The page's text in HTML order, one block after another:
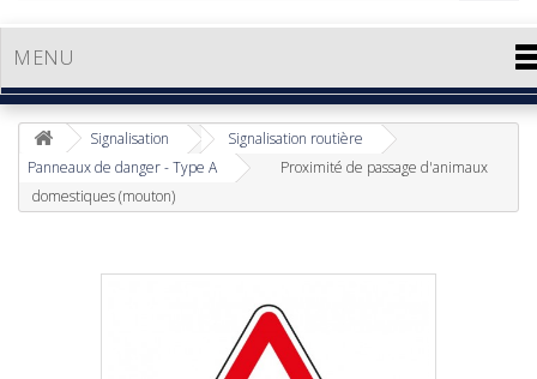
MENU
Signalisation
Signalisation routière
Panneaux de danger - Type A
Proximité de passage d'animaux
domestiques (mouton)